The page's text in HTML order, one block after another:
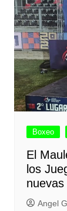
Boxeo
El
los
Angel